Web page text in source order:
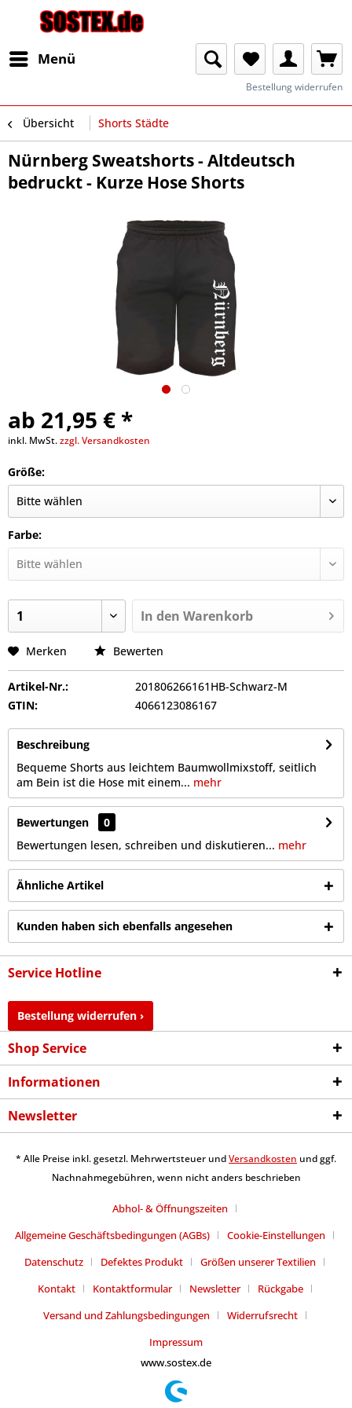
Menü
Bestellung widerrufen
Übersicht Shorts Städte
Nürnberg Sweatshorts - Altdeutsch
bedruckt - Kurze Hose Shorts
ab 21,95 € *
inkl. MwSt.zzgl. Versandkosten
Größe:
Farbe:
In den Warenkorb
Merken Bewerten
Artikel-Nr.:
201806266161HB-Schwarz-M
GTIN:
4066123086167
Beschreibung
Bequeme Shorts aus leichtem Baumwollmixstoff, seitlich
am Bein ist die Hose mit einem... mehr
Bewertungen
0
Bewertungen lesen, schreiben und diskutieren... mehr
Ähnliche Artikel
Kunden haben sich ebenfalls angesehen
Service Hotline
Bestellung widerrufen ›
Shop Service
Informationen
Newsletter
* Alle Preise inkl. gesetzl. Mehrwertsteuer undVersandkosten und ggf.
Nachnahmegebühren, wenn nicht anders beschrieben
Abhol- & Öffnungszeiten
Allgemeine Geschäftsbedingungen (AGBs)
Cookie-Einstellungen
Datenschutz
Defektes Produkt
Größen unserer Textilien
Kontakt
Kontaktformular Newsletter
Rückgabe
Versand und Zahlungsbedingungen
Widerrufsrecht
Impressum
www.sostex.de